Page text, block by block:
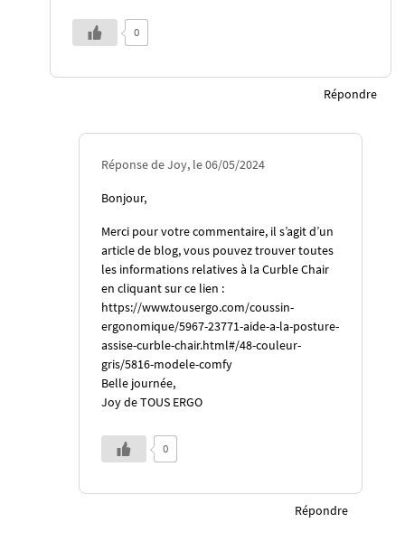
0
Répondre
Réponse de Joy, le 06/05/2024
Bonjour,
Merci pour votre commentaire, il s’agit d’un
article de blog, vous pouvez trouver toutes
les informations relatives à la Curble Chair
en cliquant sur ce lien :
https://www.tousergo.com/coussin-
ergonomique/5967-23771-aide-a-la-posture-
assise-curble-chair.html#/48-couleur-
gris/5816-modele-comfy
Belle journée,
Joy de TOUS ERGO
0
Répondre